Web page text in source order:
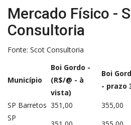
Mercado Físico -
Consultoria
Fonte: Scot Consultoria
Município
Boi Gordo -
(R$/@ - à
vista)
Boi
- prazo
SP Barretos 351,00 355,00
SP